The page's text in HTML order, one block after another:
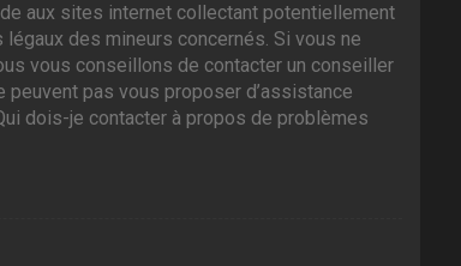
aux sites internet collectant potentiellement
des mineurs concernés. Si vous ne
vous conseillons de contacter un conseiller
pas vous proposer d’assistance
dois-je contacter à propos de problèmes